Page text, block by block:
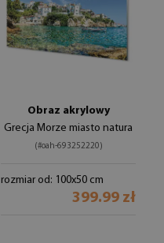
Obraz akrylowy
Grecja Morze miasto natura
(#oah-693252220)
rozmiar od: 100x50 cm
399.99 zł